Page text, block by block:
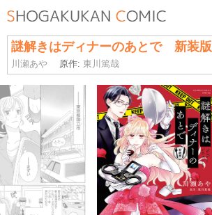
謎解きはディナーのあとで 新装版
川瀬あや 原作:東川篤哉